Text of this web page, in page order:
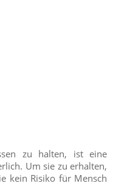
zu halten, ist eine
Um sie zu erhalten,
kein Risiko für Mensch